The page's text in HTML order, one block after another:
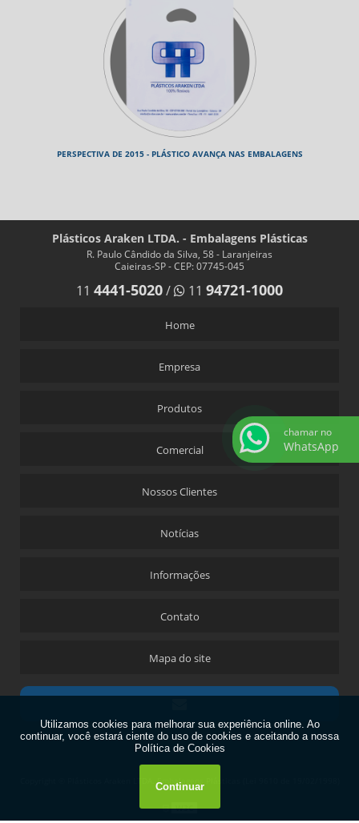
PERSPECTIVA DE 2015 - PLÁSTICO AVANÇA NAS EMBALAGENS
Plásticos Araken LTDA. - Embalagens Plásticas
R. Paulo Cândido da Silva, 58 - Laranjeiras
Caieiras-SP - CEP: 07745-045
11 4441-5020/ 11 94721-1000
Home
Empresa
Produtos
Comercial
Nossos Clientes
Notícias
Informações
Contato
Mapa do site
Copyright © Plásticos Araken LTDA. Embalagens Plásticas (Lei 9610 de 19/02/1998)
W3C
chamar no
WhatsApp